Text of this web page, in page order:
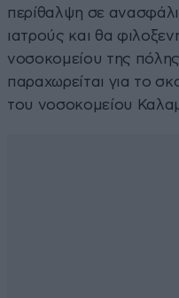
περίθαλψη σε
ιατρούς και θα
νοσοκομείου της
παραχωρείται για το
του νοσοκομείου